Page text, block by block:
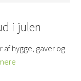
i julen
hygge, gaver og